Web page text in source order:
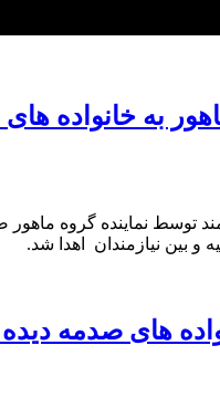
به خانواده های
نیازمند توسط نماینده
و بین نیازمندان اهدا شد.
های صدمه دیده